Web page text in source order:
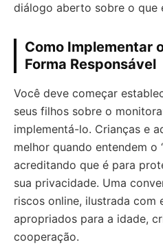
diálogo aberto sobre o que
Como Implementar
Forma Responsável
Você deve começar
seus filhos sobre o
implementá-lo. Crianças e
melhor quando entendem o
acreditando que é para
sua privacidade. Uma
riscos online, ilustrada com
apropriados para a idade,
cooperação.